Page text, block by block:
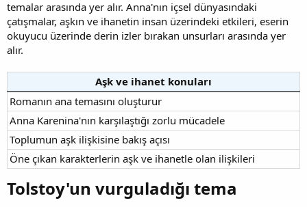
temalar arasında yer alır. Anna'nın içsel dünyasındaki
çatışmalar, aşkın ve ihanetin insan üzerindeki etkileri, eserin
okuyucu üzerinde derin izler bırakan unsurları arasında yer
alır.
Aşk ve ihanet konuları
Romanın ana temasını oluşturur
Anna Karenina'nın karşılaştığı zorlu mücadele
Toplumun aşk ilişkisine bakış açısı
Öne çıkan karakterlerin aşk ve ihanetle olan ilişkileri
Tolstoy'un vurguladığı tema​